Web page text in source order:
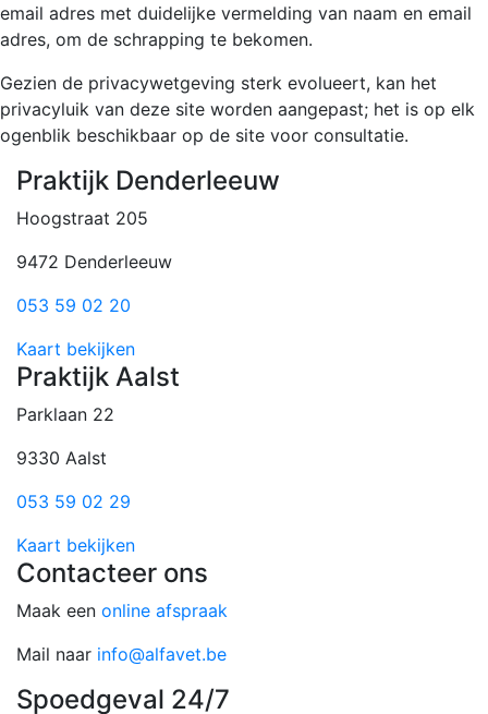
email adres met duidelijke vermelding van naam en email
adres, om de schrapping te bekomen.
Gezien de privacywetgeving sterk evolueert, kan het
privacyluik van deze site worden aangepast; het is op elk
ogenblik beschikbaar op de site voor consultatie.
Praktijk Denderleeuw
Hoogstraat 205
9472 Denderleeuw
053 59 02 20
Kaart bekijken
Praktijk Aalst
Parklaan 22
9330 Aalst
053 59 02 29
Kaart bekijken
Contacteer ons
Maak een online afspraak
Mail naar info@alfavet.be
Spoedgeval 24/7